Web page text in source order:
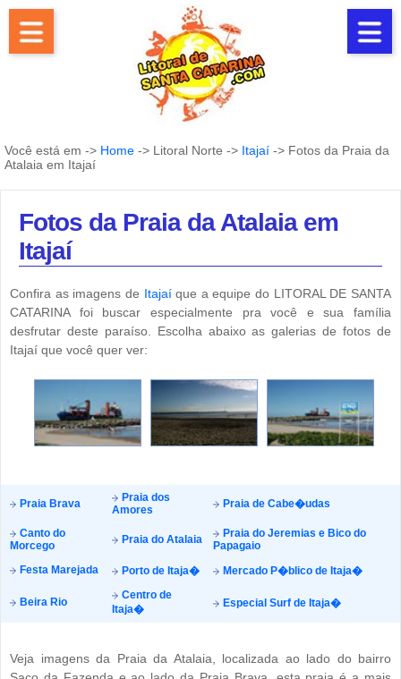
Você está em -> Home -> Litoral Norte -> Itajaí -> Fotos da Praia da
Atalaia em Itajaí
Fotos da Praia da Atalaia em
Itajaí
Confira as imagens de Itajaíque a equipe do LITORAL DE SANTA
CATARINA foi buscar especialmente pra você e sua família
desfrutar deste paraíso. Escolha abaixo as galerias de fotos de
Itajaí que você quer ver:
Praia Brava
Praia dos
Amores
Praia de Cabe�udas
Canto do
Morcego
Praia do Atalaia
Praia do Jeremias e Bico do
Papagaio
Festa Marejada
Porto de Itaja� Mercado P�blico de Itaja�
Beira Rio
Centro de
Itaja�
Especial Surf de Itaja�
Veja imagens da Praia da Atalaia, localizada ao lado do bairro